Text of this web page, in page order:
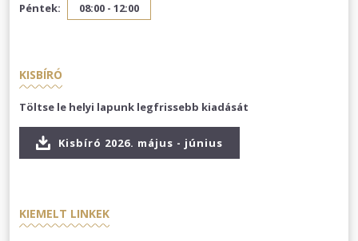
Péntek: 08:00 - 12:00
KISBÍRÓ
Töltse le helyi lapunk legfrissebb kiadását
Kisbíró 2026. május - június
KIEMELT LINKEK